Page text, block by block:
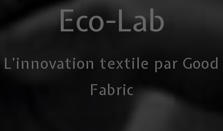
Eco-Lab
L’innovation textile par Good
Fabric